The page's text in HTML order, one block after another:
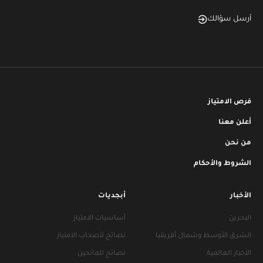
أرسل سؤالك
فرص الامتياز
أعلن معنا
من نحن
الشروط والأحكام
الأخبار
البحرين
الشرق الأوسط وشمال أفريقيا
الأخبار العالمية
أبجديات
أساسيات الامتياز
نصائح لأصحاب الامتياز
نصائح للمانحين